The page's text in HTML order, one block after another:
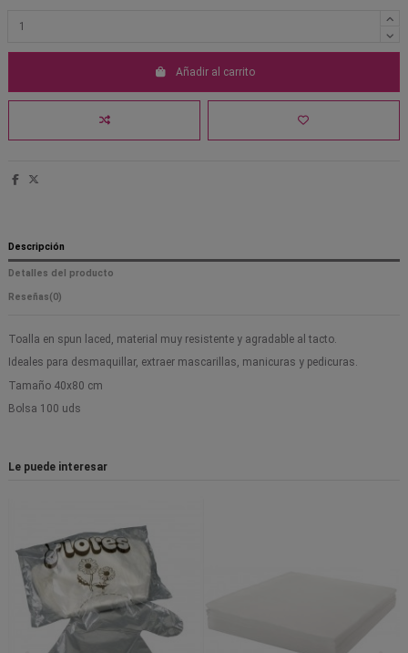
Añadir al carrito
Descripción
Detalles del producto
Reseñas(0)
Toalla en spun laced, material muy resistente y agradable al tacto.
Ideales para desmaquillar, extraer mascarillas, manicuras y pedicuras.
Tamaño 40x80 cm
Bolsa 100 uds
Le puede interesar